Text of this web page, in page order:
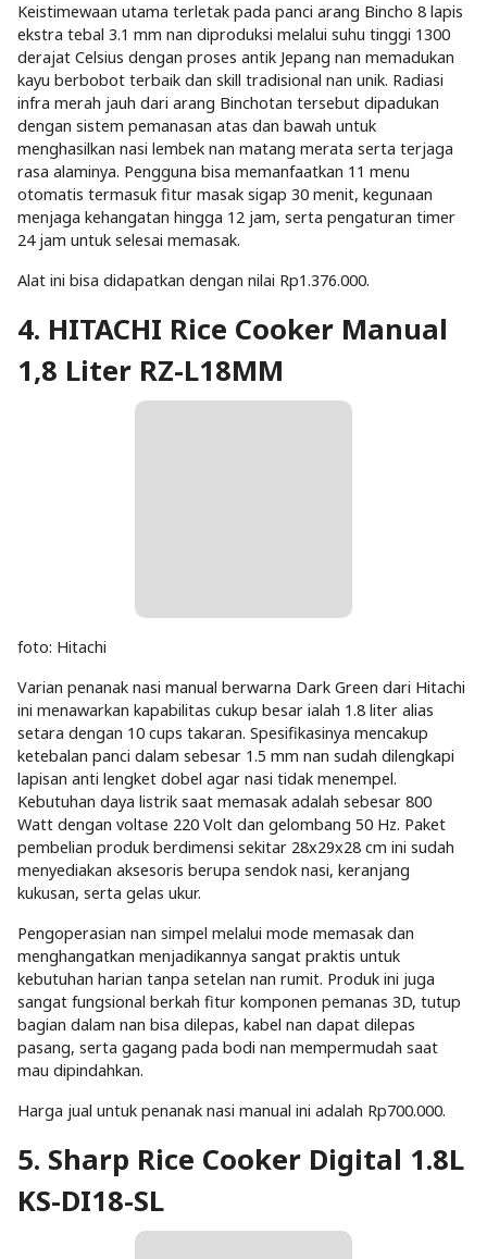
Keistimewaan utama terletak pada panci arang Bincho 8 lapis
ekstra tebal 3.1 mm nan diproduksi melalui suhu tinggi 1300
derajat Celsius dengan proses antik Jepang nan memadukan
kayu berbobot terbaik dan skill tradisional nan unik. Radiasi
infra merah jauh dari arang Binchotan tersebut dipadukan
dengan sistem pemanasan atas dan bawah untuk
menghasilkan nasi lembek nan matang merata serta terjaga
rasa alaminya. Pengguna bisa memanfaatkan 11 menu
otomatis termasuk fitur masak sigap 30 menit, kegunaan
menjaga kehangatan hingga 12 jam, serta pengaturan timer
24 jam untuk selesai memasak.
Alat ini bisa didapatkan dengan nilai Rp1.376.000.
4. HITACHI Rice Cooker Manual
1,8 Liter RZ-L18MM
foto: Hitachi
Varian penanak nasi manual berwarna Dark Green dari Hitachi
ini menawarkan kapabilitas cukup besar ialah 1.8 liter alias
setara dengan 10 cups takaran. Spesifikasinya mencakup
ketebalan panci dalam sebesar 1.5 mm nan sudah dilengkapi
lapisan anti lengket dobel agar nasi tidak menempel.
Kebutuhan daya listrik saat memasak adalah sebesar 800
Watt dengan voltase 220 Volt dan gelombang 50 Hz. Paket
pembelian produk berdimensi sekitar 28x29x28 cm ini sudah
menyediakan aksesoris berupa sendok nasi, keranjang
kukusan, serta gelas ukur.
Pengoperasian nan simpel melalui mode memasak dan
menghangatkan menjadikannya sangat praktis untuk
kebutuhan harian tanpa setelan nan rumit. Produk ini juga
sangat fungsional berkah fitur komponen pemanas 3D, tutup
bagian dalam nan bisa dilepas, kabel nan dapat dilepas
pasang, serta gagang pada bodi nan mempermudah saat
mau dipindahkan.
Harga jual untuk penanak nasi manual ini adalah Rp700.000.
5. Sharp Rice Cooker Digital 1.8L
KS-DI18-SL